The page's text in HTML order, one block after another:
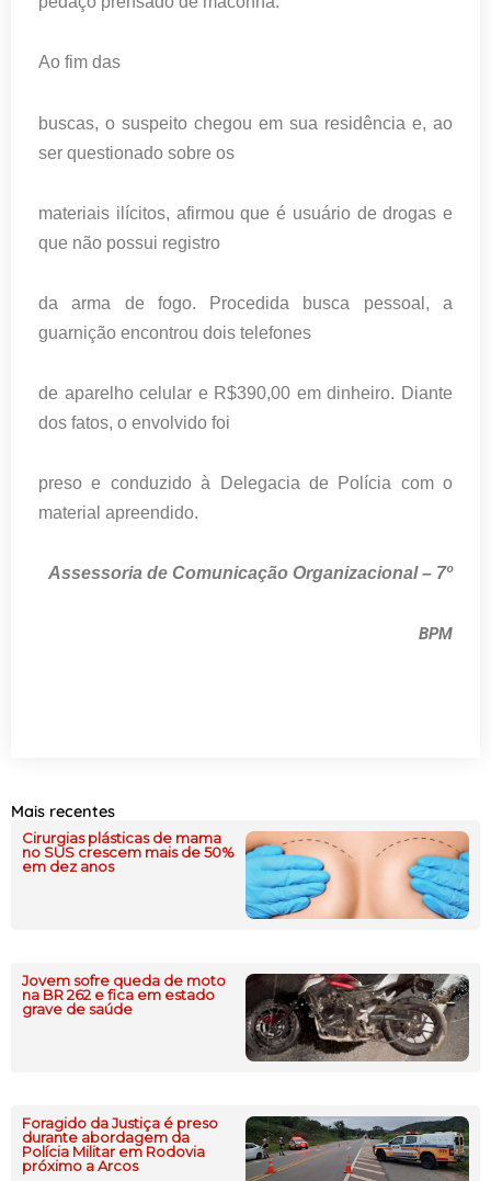
Ao fim das
buscas, o suspeito chegou em sua residência e, ao
ser questionado sobre os
materiais ilícitos, afirmou que é usuário de drogas e
que não possui registro
da arma de fogo. Procedida busca pessoal, a
guarnição encontrou dois telefones
de aparelho celular e R$390,00 em dinheiro. Diante
dos fatos, o envolvido foi
preso e conduzido à Delegacia de Polícia com o
material apreendido.
Assessoria de Comunicação Organizacional – 7º
BPM
Mais recentes
Cirurgias plásticas de mama
no SUS crescem mais de 50%
em dez anos
Jovem sofre queda de moto
na BR 262 e fica em estado
grave de saúde
Foragido da Justiça é preso
durante abordagem da
Polícia Militar em Rodovia
próximo a Arcos